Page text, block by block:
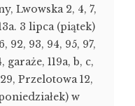
Lwowska 2, 4, 7,
3 lipca (piątek)
92, 93, 94, 95, 97,
garaże, 119a, b, c,
Przelotowa 12,
w